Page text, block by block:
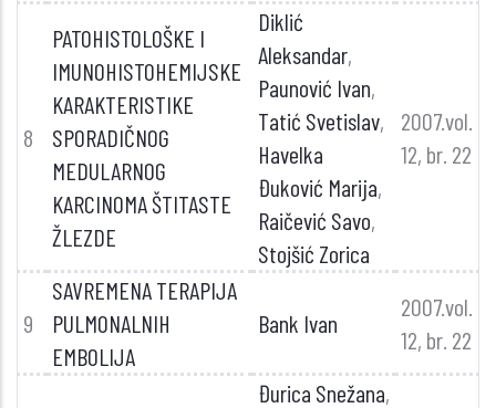
8
PATOHISTOLOŠKE I
IMUNOHISTOHEMIJSKE
KARAKTERISTIKE
SPORADIČNOG
MEDULARNOG
KARCINOMA ŠTITASTE
ŽLEZDE
Diklić
Aleksandar,
Paunović Ivan,
Tatić Svetislav,
Havelka
Đuković Marija,
Raičević Savo,
Stojšić Zorica
2007.vol.
12, br. 22
9
SAVREMENA TERAPIJA
PULMONALNIH
EMBOLIJA
Bank Ivan
2007.vol.
12, br. 22
Đurica Snežana,